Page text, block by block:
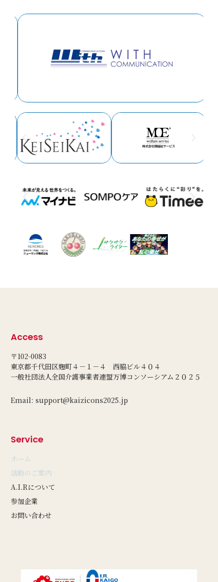
Service
ホーム
活動のご案内
A.I.Rについて
参加企業
お問い合わせ
Access
〒102-0083
東京都千代田区麴町４－１－４ 西脇ビル４０４
一般社団法人全国介護事業者連盟万博コンソーシアム２０２５
Email: support@kaizicons2025.jp